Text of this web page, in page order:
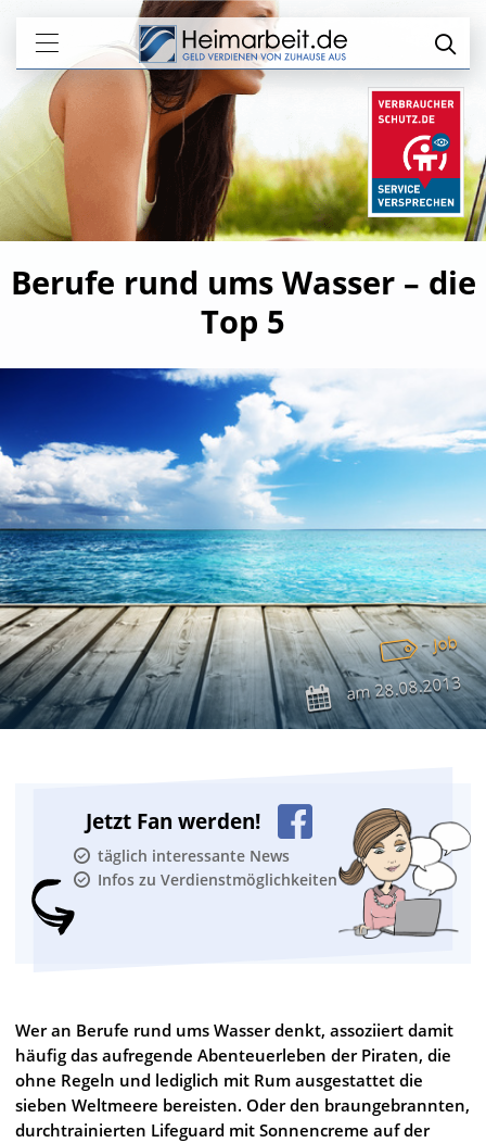
Berufe rund ums Wasser – die
Top 5
Job
am28.08.2013
Jetzt Fan werden!
täglich interessante News
Infos zu Verdienstmöglichkeiten
Wer an Berufe rund ums Wasser denkt, assoziiert damit
häufig das aufregende Abenteuerleben der Piraten, die
ohne Regeln und lediglich mit Rum ausgestattet die
sieben Weltmeere bereisten. Oder den braungebrannten,
durchtrainierten Lifeguard mit Sonnencreme auf der